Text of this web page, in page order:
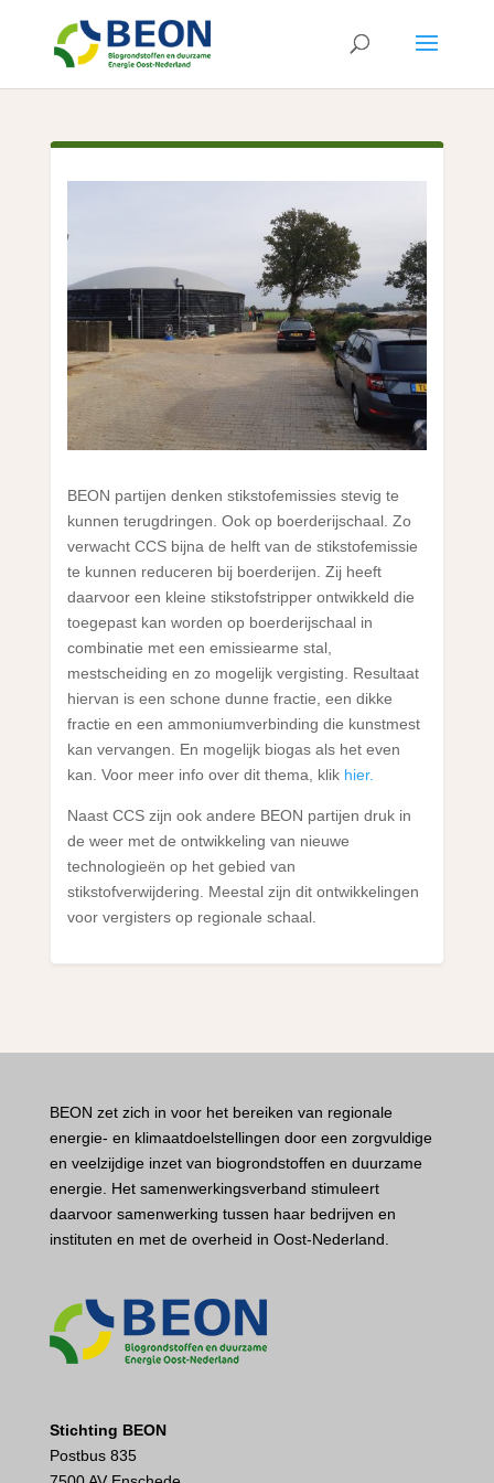
BEON partijen denken stikstofemissies stevig te
kunnen terugdringen. Ook op boerderijschaal. Zo
verwacht CCS bijna de helft van de stikstofemissie
te kunnen reduceren bij boerderijen. Zij heeft
daarvoor een kleine stikstofstripper ontwikkeld die
toegepast kan worden op boerderijschaal in
combinatie met een emissiearme stal,
mestscheiding en zo mogelijk vergisting. Resultaat
hiervan is een schone dunne fractie, een dikke
fractie en een ammoniumverbinding die kunstmest
kan vervangen. En mogelijk biogas als het even
kan. Voor meer info over dit thema, klik hier.
Naast CCS zijn ook andere BEON partijen druk in
de weer met de ontwikkeling van nieuwe
technologieën op het gebied van
stikstofverwijdering. Meestal zijn dit ontwikkelingen
voor vergisters op regionale schaal.
BEON zet zich in voor het bereiken van regionale
energie- en klimaatdoelstellingen door een zorgvuldige
en veelzijdige inzet van biogrondstoffen en duurzame
energie. Het samenwerkingsverband stimuleert
daarvoor samenwerking tussen haar bedrijven en
instituten en met de overheid in Oost-Nederland.
Stichting BEON
Postbus 835